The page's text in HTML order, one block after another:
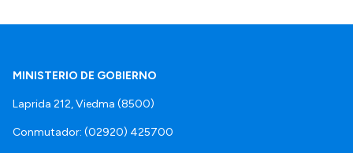
MINISTERIO DE GOBIERNO
Laprida 212, Viedma (8500)
Conmutador: (02920) 425700